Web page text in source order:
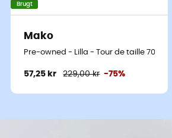
Brugt
Mako
Pre-owned - Lilla - Tour de taille 70-75
57,25 kr 229,00 kr -75%